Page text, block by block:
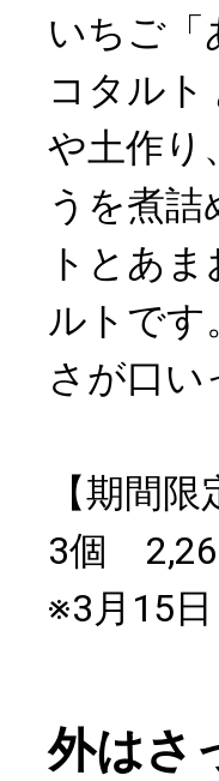
いちご「
コタル
や土作り
うを煮
トとあ
ルトです
さが口
【期間
3個
※3月15
外はさ